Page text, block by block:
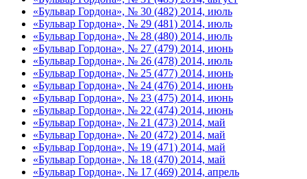
«Бульвар Гордона», № 30 (482) 2014, июль
«Бульвар Гордона», № 29 (481) 2014, июль
«Бульвар Гордона», № 28 (480) 2014, июль
«Бульвар Гордона», № 27 (479) 2014, июнь
«Бульвар Гордона», № 26 (478) 2014, июль
«Бульвар Гордона», № 25 (477) 2014, июнь
«Бульвар Гордона», № 24 (476) 2014, июнь
«Бульвар Гордона», № 23 (475) 2014, июнь
«Бульвар Гордона», № 22 (474) 2014, июнь
«Бульвар Гордона», № 21 (473) 2014, май
«Бульвар Гордона», № 20 (472) 2014, май
«Бульвар Гордона», № 19 (471) 2014, май
«Бульвар Гордона», № 18 (470) 2014, май
«Бульвар Гордона», № 17 (469) 2014, апрель